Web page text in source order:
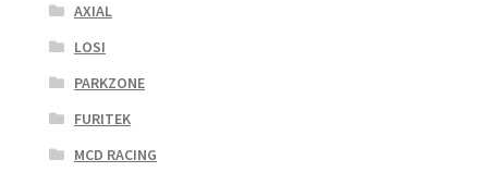
AXIAL
LOSI
PARKZONE
FURITEK
MCD RACING